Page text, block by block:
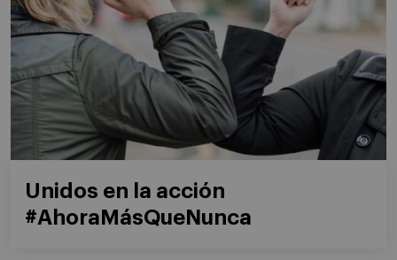
Unidos en la acción
#AhoraMásQueNunca